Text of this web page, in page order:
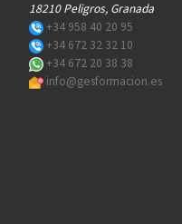
18210 Peligros, Granada
+34 958 40 20 95
+34 672 32 32 10
+34 672 20 38 38
info@gesformacion.es